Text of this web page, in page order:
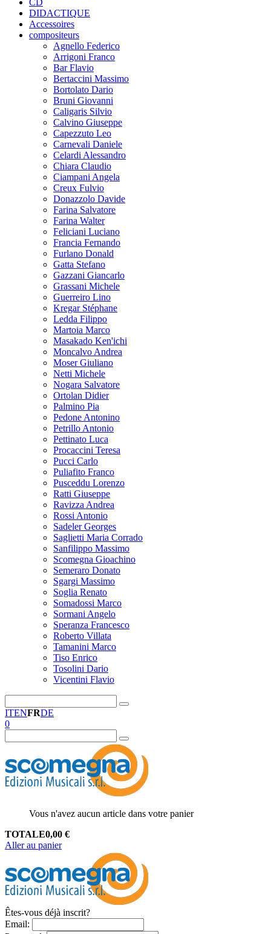
CD
DIDACTIQUE
Accessoires
compositeurs
Agnello Federico
Arrigoni Franco
Bar Flavio
Bertaccini Massimo
Bortolato Dario
Bruni Giovanni
Caligaris Silvio
Calvino Giuseppe
Capezzuto Leo
Carnevali Daniele
Celardi Alessandro
Chiara Claudio
Ciampani Angela
Creux Fulvio
Donazzolo Davide
Farina Salvatore
Farina Walter
Feliciani Luciano
Francia Fernando
Furlano Donald
Gatta Stefano
Gazzani Giancarlo
Grassani Michele
Guerreiro Lino
Kregar Stéphane
Ledda Filippo
Martoia Marco
Masakado Ken'ichi
Moncalvo Andrea
Moser Giuliano
Netti Michele
Nogara Salvatore
Ortolan Didier
Palmino Pia
Pedone Antonino
Petrillo Antonio
Pettinato Luca
Procaccini Teresa
Pucci Carlo
Puliafito Franco
Pusceddu Lorenzo
Ratti Giuseppe
Ravizza Andrea
Rossi Antonio
Sadeler Georges
Saglietti Maria Corrado
Sanfilippo Massimo
Scomegna Gioachino
Semeraro Donato
Sgargi Massimo
Soglia Renato
Somadossi Marco
Sormani Angelo
Speranza Francesco
Roberto Villata
Tamanini Marco
Tiso Enrico
Tosolini Dario
Vicentini Flavio
ITENFRDE
0
Vous n'avez aucun article dans votre panier
TOTALE0,00 €
Aller au panier
Êtes-vous déjà inscrit?
Email: